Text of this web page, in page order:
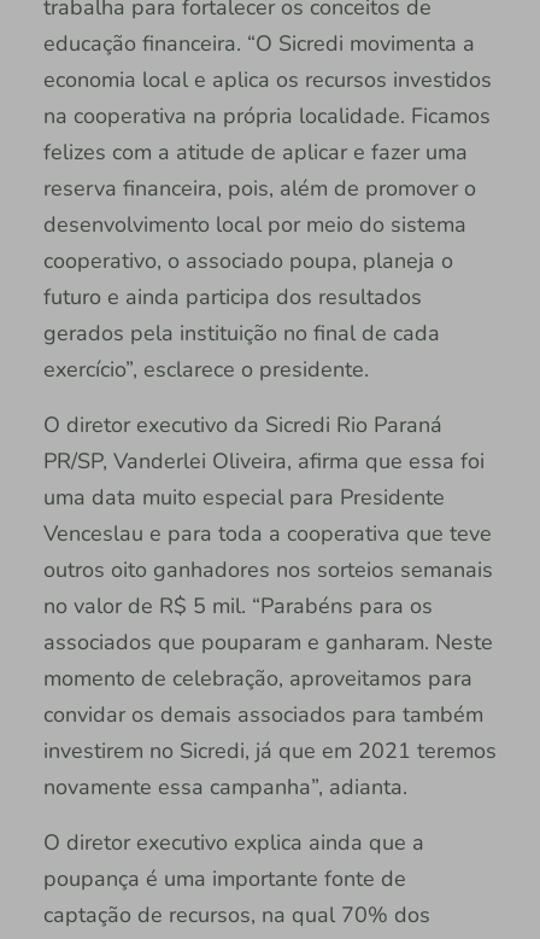
trabalha para fortalecer os conceitos de
educação financeira. “O Sicredi movimenta a
economia local e aplica os recursos investidos
na cooperativa na própria localidade. Ficamos
felizes com a atitude de aplicar e fazer uma
reserva financeira, pois, além de promover o
desenvolvimento local por meio do sistema
cooperativo, o associado poupa, planeja o
futuro e ainda participa dos resultados
gerados pela instituição no final de cada
exercício”, esclarece o presidente.
O diretor executivo da Sicredi Rio Paraná
PR/SP, Vanderlei Oliveira, afirma que essa foi
uma data muito especial para Presidente
Venceslau e para toda a cooperativa que teve
outros oito ganhadores nos sorteios semanais
no valor de R$ 5 mil. “Parabéns para os
associados que pouparam e ganharam. Neste
momento de celebração, aproveitamos para
convidar os demais associados para também
investirem no Sicredi, já que em 2021 teremos
novamente essa campanha”, adianta.
O diretor executivo explica ainda que a
poupança é uma importante fonte de
captação de recursos, na qual 70% dos